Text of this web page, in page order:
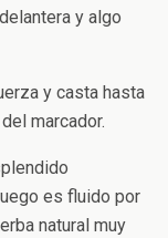
y algo
y casta hasta
marcador.
es fluido por
natural muy